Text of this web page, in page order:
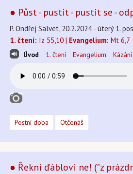
● Půst - pustit - pustit se -
P. Ondřej Salvet, 20.2.2024 - úterý 1.
1. čtení: Iz 55,10 | Evangelium: Mt 6,7
Úvod 1. čtení Evangelium Kázání
Postní doba Otčenáš
● Řekni ďáblovi ne! ("z